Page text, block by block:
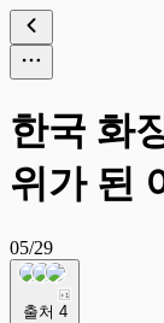
한국 화
위가 된
05/29
+1
출처 4